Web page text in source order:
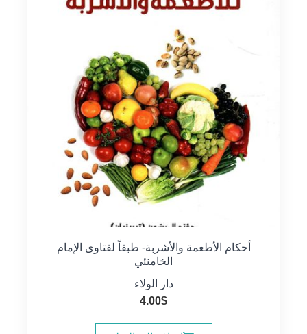
أحكام الأطعمة والأشربة- طبقاً لفتاوى الإمام
الخامنئي
دار الولاء
4.00$